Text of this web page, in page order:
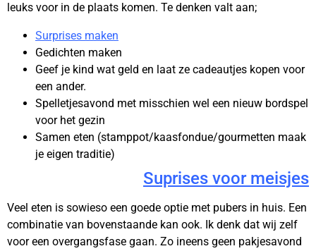
leuks voor in de plaats komen. Te denken valt aan;
Surprises maken
Gedichten maken
Geef je kind wat geld en laat ze cadeautjes kopen voor
een ander.
Spelletjesavond met misschien wel een nieuw bordspel
voor het gezin
Samen eten (stamppot/kaasfondue/gourmetten maak
je eigen traditie)
Suprises voor meisjes
Veel eten is sowieso een goede optie met pubers in huis. Een
combinatie van bovenstaande kan ook. Ik denk dat wij zelf
voor een overgangsfase gaan. Zo ineens geen pakjesavond